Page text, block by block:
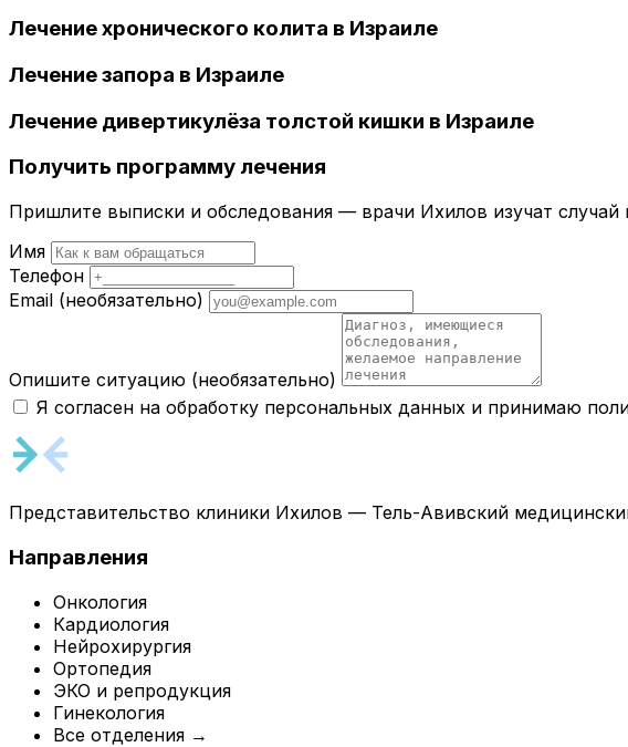
Лечение хронического колита в Израиле
Лечение запора в Израиле
Лечение дивертикулёза толстой кишки в Израиле
Получить программу лечения
Пришлите выписки и обследования — врачи Ихилов изучат случай
Имя
Телефон
Email (необязательно)
Опишите ситуацию (необязательно)
Я согласен на обработку персональных данных и принимаю
Представительство клиники Ихилов — Тель-Авивский
Направления
Онкология
Кардиология
Нейрохирургия
Ортопедия
ЭКО и репродукция
Гинекология
Все отделения →